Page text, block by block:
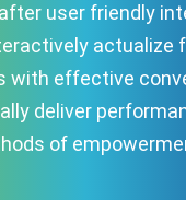
user friendly
actualize
with effective
deliver
of